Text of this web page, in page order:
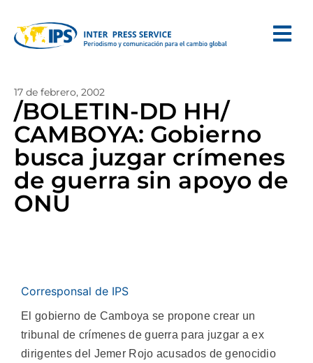
17 de febrero, 2002
/BOLETIN-DD HH/
CAMBOYA: Gobierno
busca juzgar crímenes
de guerra sin apoyo de
ONU
Corresponsal de IPS
El gobierno de Camboya se propone crear un
tribunal de crímenes de guerra para juzgar a ex
dirigentes del Jemer Rojo acusados de genocidio